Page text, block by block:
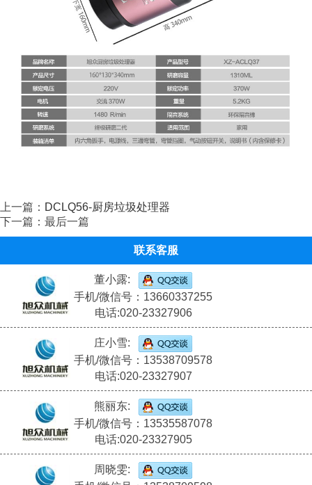
上一篇： DCLQ56-厨房垃圾处理器
下一篇：最后一篇
联系客服
董小露:
手机/微信号：13660337255
电话:020-23327906
庄小雪:
手机/微信号：13538709578
电话:020-23327907
熊丽东:
手机/微信号：13535587078
电话:020-23327905
周晓雯: